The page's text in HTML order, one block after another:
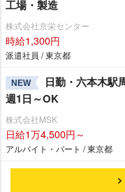
工場・製造
株式会社京栄センター
時給1,300円
派遣社員 / 東京都
NEW
日勤・六本木駅
週1日～OK
株式会社MSK
日給1万4,500円～
アルバイト・パート / 東京都